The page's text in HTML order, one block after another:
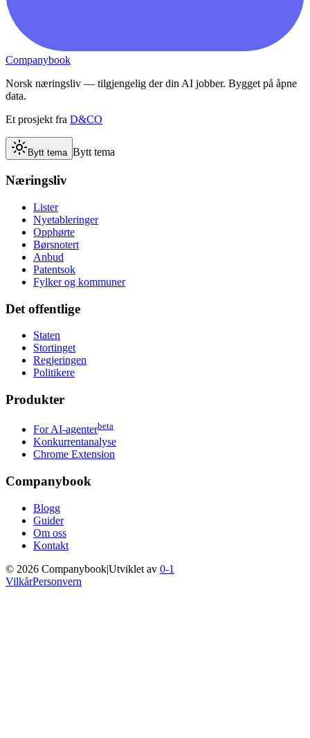
Companybook
Norsk næringsliv — tilgjengelig der din AI jobber. Bygget på åpne
data.
Et prosjekt fra D&CO
Bytt tema Bytt tema
Næringsliv
Lister
Nyetableringer
Opphørte
Børsnotert
Anbud
Patentsok
Fylker og kommuner
Det offentlige
Staten
Stortinget
Regjeringen
Politikere
Produkter
For AI-agenterbeta
Konkurrentanalyse
Chrome Extension
Companybook
Blogg
Guider
Om oss
Kontakt
© 2026 Companybook|Utviklet av 0-1
VilkårPersonvern